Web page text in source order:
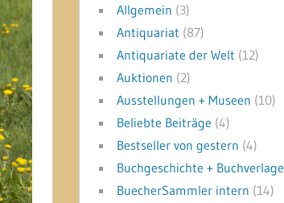
Allgemein (3)
Antiquariat (87)
Antiquariate der Welt (12)
Auktionen (2)
Ausstellungen + Museen (10)
Beliebte Beiträge (4)
Bestseller von gestern (4)
Buchgeschichte + Buchverlage
BuecherSammler intern (14)